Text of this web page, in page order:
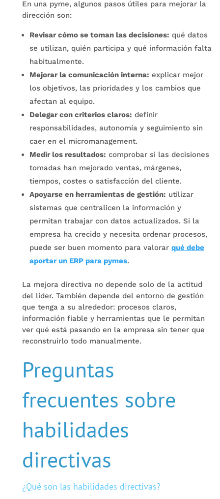
En una pyme, algunos pasos útiles para mejorar la
dirección son:
Revisar cómo se toman las decisiones: qué datos
se utilizan, quién participa y qué información falta
habitualmente.
Mejorar la comunicación interna: explicar mejor
los objetivos, las prioridades y los cambios que
afectan al equipo.
Delegar con criterios claros: definir
responsabilidades, autonomía y seguimiento sin
caer en el micromanagement.
Medir los resultados: comprobar si las decisiones
tomadas han mejorado ventas, márgenes,
tiempos, costes o satisfacción del cliente.
Apoyarse en herramientas de gestión: utilizar
sistemas que centralicen la información y
permitan trabajar con datos actualizados. Si la
empresa ha crecido y necesita ordenar procesos,
puede ser buen momento para valorar qué debe
aportar un ERP para pymes.
La mejora directiva no depende solo de la actitud
del líder. También depende del entorno de gestión
que tenga a su alrededor: procesos claros,
información fiable y herramientas que le permitan
ver qué está pasando en la empresa sin tener que
reconstruirlo todo manualmente.
Preguntas
frecuentes sobre
habilidades
directivas
¿Qué son las habilidades directivas?